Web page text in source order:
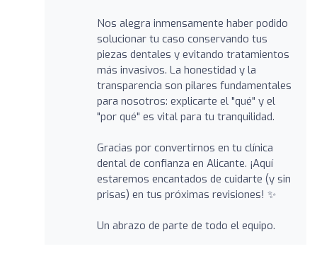
Nos alegra inmensamente haber podido
solucionar tu caso conservando tus
piezas dentales y evitando tratamientos
más invasivos. La honestidad y la
transparencia son pilares fundamentales
para nosotros: explicarte el "qué" y el
"por qué" es vital para tu tranquilidad.
Gracias por convertirnos en tu clínica
dental de confianza en Alicante. ¡Aquí
estaremos encantados de cuidarte (y sin
prisas) en tus próximas revisiones! ✨
Un abrazo de parte de todo el equipo.